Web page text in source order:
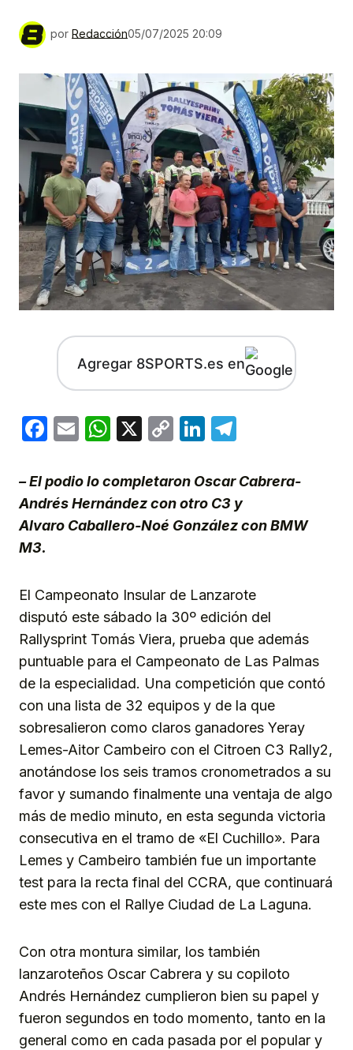
por Redacción05/07/2025 20:09
Agregar 8SPORTS.es en
Facebook
EmailWhatsApp
X
CopyLinkedIn
– El podio lo completaron Oscar Cabrera-
Andrés Hernández con otro C3 y
Alvaro Caballero-Noé González con BMW
M3.
El Campeonato Insular de Lanzarote
disputó este sábado la 30º edición del
Rallysprint Tomás Viera, prueba que además
puntuable para el Campeonato de Las Palmas
de la especialidad. Una competición que contó
con una lista de 32 equipos y de la que
sobresalieron como claros ganadores Yeray
Lemes-Aitor Cambeiro con el Citroen C3 Rally2,
anotándose los seis tramos cronometrados a su
favor y sumando finalmente una ventaja de algo
más de medio minuto, en esta segunda victoria
consecutiva en el tramo de «El Cuchillo». Para
Lemes y Cambeiro también fue un importante
test para la recta final del CCRA, que continuará
este mes con el Rallye Ciudad de La Laguna.
Con otra montura similar, los también
lanzaroteños Oscar Cabrera y su copiloto
Andrés Hernández cumplieron bien su papel y
fueron segundos en todo momento, tanto en la
general como en cada pasada por el popular y